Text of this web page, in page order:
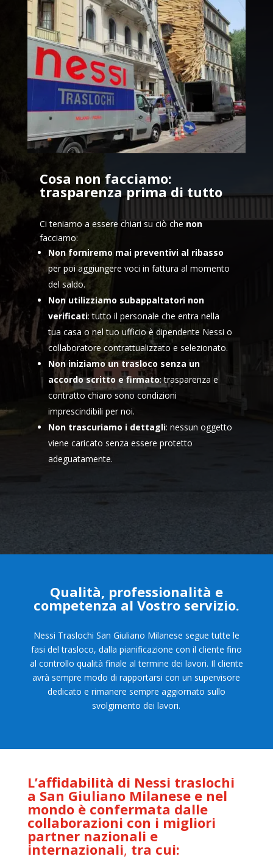
Cosa non facciamo:
trasparenza prima di tutto
Ci teniamo a essere chiari su ciò chenon
facciamo:
Non forniremo mai preventivi al ribasso
per poi aggiungere voci in fattura al momento
del saldo.
Non utilizziamo subappaltatori non
verificati: tutto il personale che entra nella
tua casa o nel tuo ufficio è dipendente Nessi o
collaboratore contrattualizzato e selezionato.
Non iniziamo un trasloco senza un
accordo scritto e firmato: trasparenza e
contratto chiaro sono condizioni
imprescindibili per noi.
Non trascuriamo i dettagli: nessun oggetto
viene caricato senza essere protetto
adeguatamente.
Qualità, professionalità e
competenza al Vostro servizio.
Nessi Traslochi San Giuliano Milanese segue tutte le
fasi del trasloco, dalla pianificazione con il cliente fino
al controllo qualità finale al termine dei lavori. Il cliente
avrà sempre modo di rapportarsi con un supervisore
dedicato e rimanere sempre aggiornato sullo
svolgimento dei lavori.
L’affidabilità di Nessi traslochi
a San Giuliano Milanese e nel
mondo è confermata dalle
collaborazioni con i migliori
partner nazionali e
internazionali, tra cui: